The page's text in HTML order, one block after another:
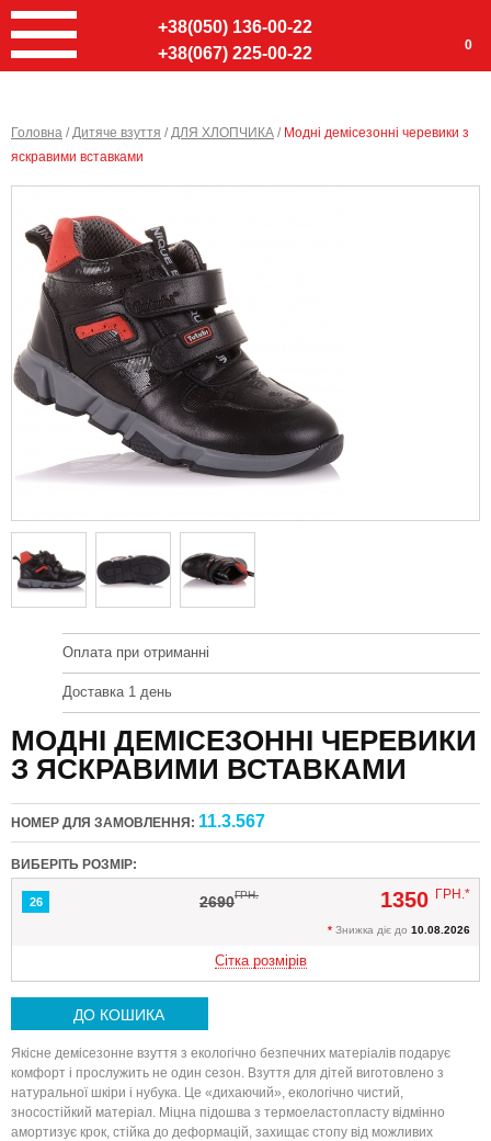
+38(050) 136-00-22
+38(067) 225-00-22
0
Головна /Дитяче взуття /ДЛЯ ХЛОПЧИКА / Модні демісезонні черевики з
яскравими вставками
Оплата при отриманні
Доставка 1 день
МОДНІ ДЕМІСЕЗОННІ ЧЕРЕВИКИ
З ЯСКРАВИМИ ВСТАВКАМИ
НОМЕР ДЛЯ ЗАМОВЛЕННЯ: 11.3.567
ВИБЕРІТЬ РОЗМІР:
26 2690ГРН. 1350 ГРН.*
* Знижка діє до 10.08.2026
Сітка розмірів
ДО КОШИКА
Якісне демісезонне взуття з екологічно безпечних матеріалів подарує
комфорт і прослужить не один сезон. Взуття для дітей виготовлено ​​з
натуральної шкіри і нубука. Це «дихаючий», екологічно чистий,
зносостійкий матеріал. Міцна підошва з термоеластопласту відмінно
амортизує крок, стійка до деформацій, захищає стопу від можливих